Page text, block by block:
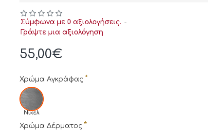
Σύμφωνα με 0 αξιολογήσεις. -
Γράψτε μια αξιολόγηση
55,00€
Χρώμα Αγκράφας
Νίκελ
Χρώμα Δέρματος